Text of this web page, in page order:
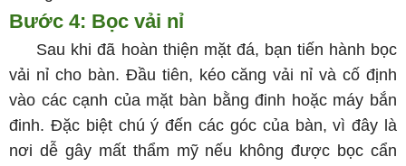
Bước 4: Bọc vải nỉ
Sau khi đã hoàn thiện mặt đá, bạn tiến hành bọc
vải nỉ cho bàn. Đầu tiên, kéo căng vải nỉ và cố định
vào các cạnh của mặt bàn bằng đinh hoặc máy bắn
đinh. Đặc biệt chú ý đến các góc của bàn, vì đây là
nơi dễ gây mất thẩm mỹ nếu không được bọc cẩn